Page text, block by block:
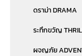
ดราม่า DRAMA
ระทึกขวัญ
ผจญภัย